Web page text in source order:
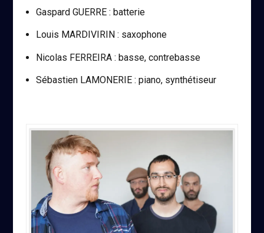
Gaspard GUERRE : batterie
Louis MARDIVIRIN : saxophone
Nicolas FERREIRA : basse, contrebasse
Sébastien LAMONERIE : piano, synthétiseur